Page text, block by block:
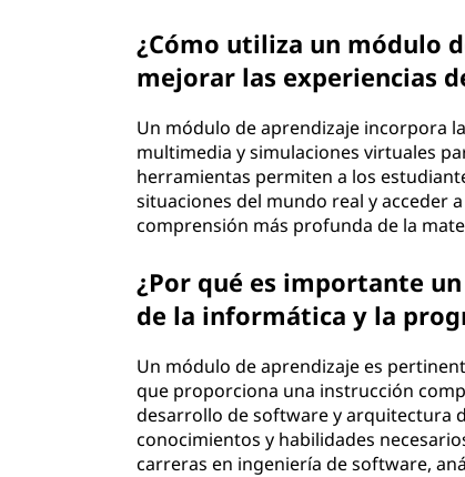
¿Cómo utiliza un módulo
mejorar las experiencias
Un módulo de aprendizaje incorpora
multimedia y simulaciones virtuales
herramientas permiten a los
situaciones del mundo real y acceder
comprensión más profunda de la
¿Por qué es importante
de la informática y la
Un módulo de aprendizaje es
que proporciona una instrucción
desarrollo de software y arquitectura
conocimientos y habilidades
carreras en ingeniería de software,